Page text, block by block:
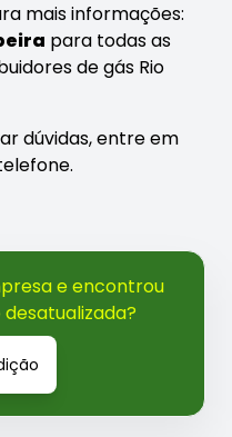
mais informações:
para todas as
de gás Rio
dúvidas, entre em
e encontrou